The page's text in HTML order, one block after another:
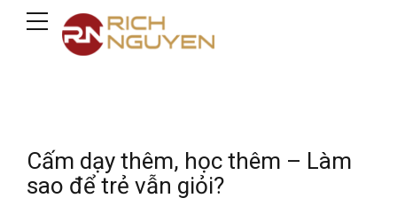
Cấm dạy thêm, học thêm – Làm
sao để trẻ vẫn giỏi?